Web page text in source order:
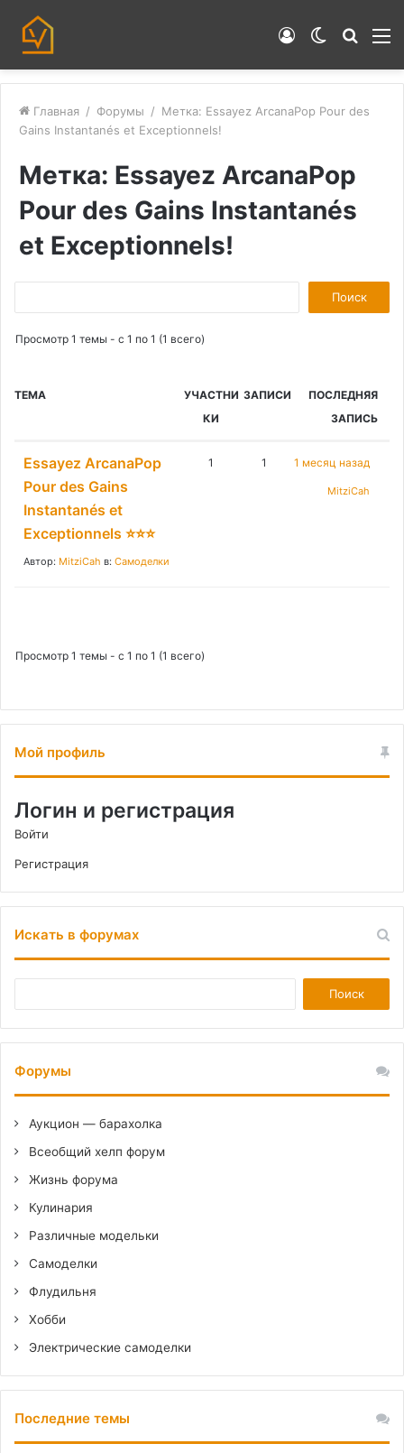
Switch
Войти
Главная / Форумы / Метка: Essayez ArcanaPop Pour des
Gains Instantanés et Exceptionnels!
Метка: Essayez ArcanaPop
Pour des Gains Instantanés
et Exceptionnels!
о
и
Просмотр 1 темы - с 1 по 1 (1 всего)
ТЕМА
УЧАСТНИ
КИ
ЗАПИСИ
ПОСЛЕДНЯЯ
ЗАПИСЬ
Essayez ArcanaPop
Pour des Gains
Instantanés et
Exceptionnels ⭐⭐⭐
Автор: MitziCah в: Самоделки
1 1 1 месяц назад
MitziCah
Просмотр 1 темы - с 1 по 1 (1 всего)
Мой профиль
Логин и регистрация
Войти
Регистрация
Искать в форумах
Форумы
Аукцион — барахолка
Всеобщий хелп форум
Жизнь форума
Кулинария
Различные модельки
Самоделки
Флудильня
Хобби
Электрические самоделки
Последние темы